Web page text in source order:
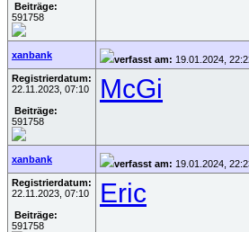
Beiträge:
591758
xanbank verfasst am: 19.01.2024,
Registrierdatum:
22.11.2023, 07:10
Beiträge:
591758
McGi
xanbank verfasst am: 19.01.2024,
Registrierdatum:
22.11.2023, 07:10
Beiträge:
591758
Eric